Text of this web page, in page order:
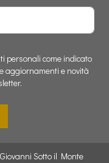
personali come indicato
aggiornamenti e novità
Sotto il Monte